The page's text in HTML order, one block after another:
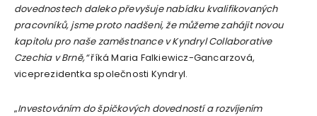
dovednostech daleko převyšuje nabídku kvalifikovaných
pracovníků, jsme proto nadšeni, že můžeme zahájit novou
kapitolu pro naše zaměstnance v Kyndryl Collaborative
Czechia v Brně,“říká Maria Falkiewicz-Gancarzová,
viceprezidentka společnosti Kyndryl.
„Investováním do špičkových dovedností a rozvíjením